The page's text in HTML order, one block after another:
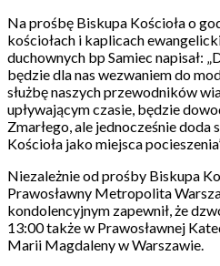
Na prośbę Biskupa Kościoła o
kościołach i kaplicach
duchownych bp Samiec napisał:
będzie dla nas wezwaniem do
służbę naszych przewodników
upływającym czasie, będzie
Zmarłego, ale jednocześnie doda
Kościoła jako miejsca
Niezależnie od prośby Biskupa
Prawosławny Metropolita
kondolencyjnym zapewnił, że
13:00 także w Prawosławnej
Marii Magdaleny w Warszawie.